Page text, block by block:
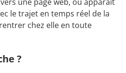
le trajet en temps réel de la
chez elle en toute
?